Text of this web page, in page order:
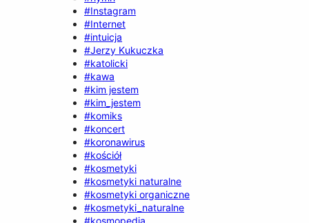
#Instagram
#Internet
#intuicja
#Jerzy Kukuczka
#katolicki
#kawa
#kim jestem
#kim_jestem
#komiks
#koncert
#koronawirus
#kościół
#kosmetyki
#kosmetyki naturalne
#kosmetyki organiczne
#kosmetyki_naturalne
#kosmopedia